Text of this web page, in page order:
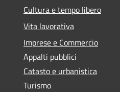
Cultura e tempo libero
Vita lavorativa
Imprese e Commercio
Appalti pubblici
Catasto e urbanistica
Turismo